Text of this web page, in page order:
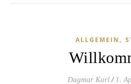
ALLGEMEIN ,
Dagmar Karl / 1.